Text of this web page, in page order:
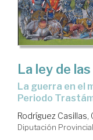
La ley de
la guerra en el marco de la Extremadura del
Periodo
Rodríguez Casillas,
Diputación